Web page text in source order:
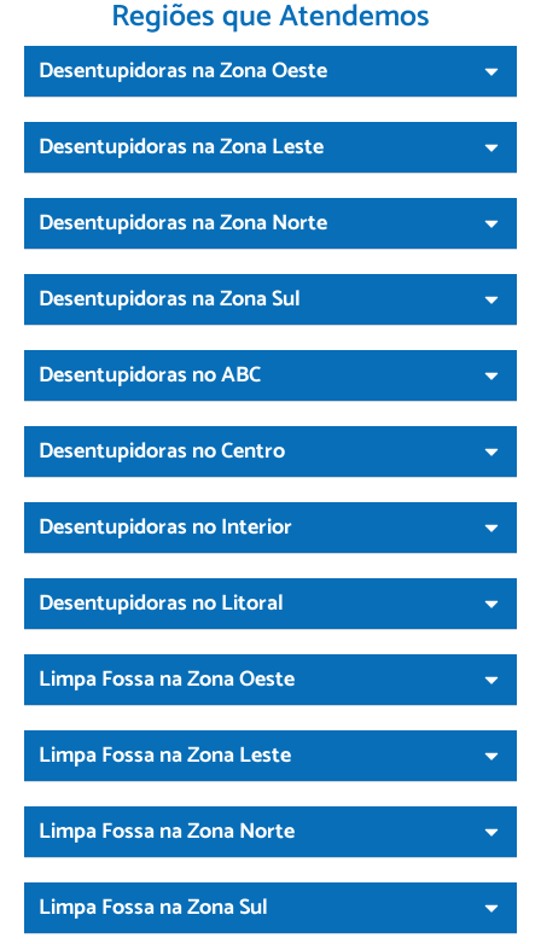
Regiões que Atendemos
Desentupidoras na Zona Oeste
Desentupidoras na Zona Leste
Desentupidoras na Zona Norte
Desentupidoras na Zona Sul
Desentupidoras no ABC
Desentupidoras no Centro
Desentupidoras no Interior
Desentupidoras no Litoral
Limpa Fossa na Zona Oeste
Limpa Fossa na Zona Leste
Limpa Fossa na Zona Norte
Limpa Fossa na Zona Sul